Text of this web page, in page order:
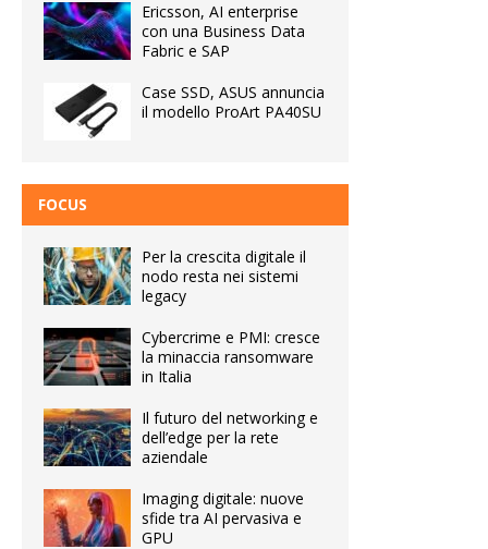
Ericsson, AI enterprise
con una Business Data
Fabric e SAP
Case SSD, ASUS annuncia
il modello ProArt PA40SU
FOCUS
Per la crescita digitale il
nodo resta nei sistemi
legacy
Cybercrime e PMI: cresce
la minaccia ransomware
in Italia
Il futuro del networking e
dell’edge per la rete
aziendale
Imaging digitale: nuove
sfide tra AI pervasiva e
GPU